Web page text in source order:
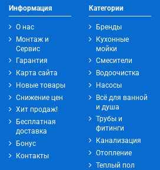
Информация
О нас
Монтаж и
Сервис
Гарантия
Карта сайта
Новые товары
Снижение цен
Хит продаж!
Бесплатная
доставка
Бонус
Контакты
Категории
Бренды
Кухонные
мойки
Смесители
Водоочистка
Насосы
Всё для ванной
и душа
Трубы и
фитинги
Канализация
Отопление
Теплый пол